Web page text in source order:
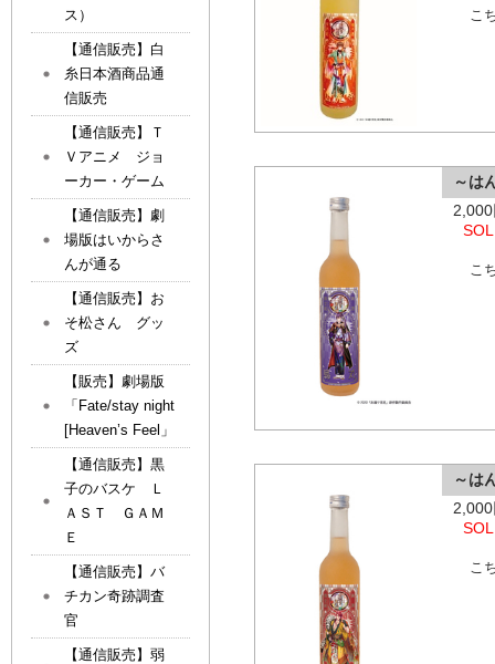
こ
～は
こ
～は
こ
ス）
【通信販売】白
糸日本酒商品通
信販売
【通信販売】Ｔ
Ｖアニメ ジョ
ーカー・ゲーム
【通信販売】劇
場版はいからさ
んが通る
【通信販売】お
そ松さん グッ
ズ
【販売】劇場版
「Fate/stay night
[Heaven’s Feel」
【通信販売】黒
子のバスケ Ｌ
ＡＳＴ ＧＡＭ
Ｅ
【通信販売】バ
チカン奇跡調査
官
【通信販売】弱